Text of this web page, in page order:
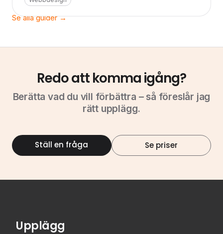
Se alla guider →
Redo att komma igång?
Berätta vad du vill förbättra – så föreslår jag
rätt upplägg.
Ställ en fråga Se priser
Upplägg